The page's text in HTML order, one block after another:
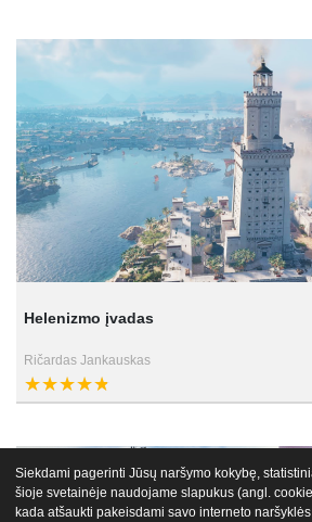
Helenizmo įvadas
Ričardas Jankauskas
Siekdami pagerinti Jūsų naršymo kokybę,
šioje svetainėje naudojame slapukus (angl.
kada atšaukti pakeisdami savo interneto